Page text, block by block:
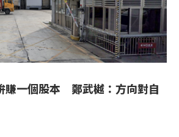
賺一個股本 鄭武樾：方向對自